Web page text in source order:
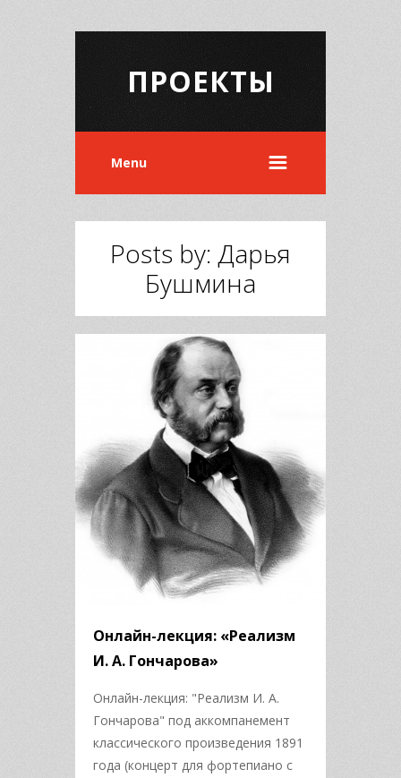
ПРОЕКТЫ
Menu
Posts by: Дарья
Бушмина
Онлайн-лекция: «Реализм
И. А. Гончарова»
Онлайн-лекция: "Реализм И. А.
Гончарова" под аккомпанемент
классического произведения 1891
года (концерт для фортепиано с